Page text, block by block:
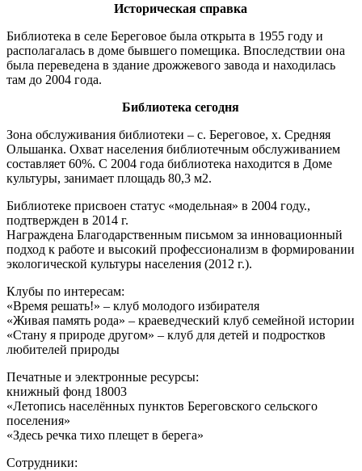
Историческая справка
Библиотека в селе Береговое была открыта в 1955 году и
располагалась в доме бывшего помещика. Впоследствии она
была переведена в здание дрожжевого завода и находилась
там до 2004 года.
Библиотека сегодня
Зона обслуживания библиотеки – с. Береговое, х. Средняя
Ольшанка. Охват населения библиотечным обслуживанием
составляет 60%. С 2004 года библиотека находится в Доме
культуры, занимает площадь 80,3 м2.
Библиотеке присвоен статус «модельная» в 2004 году.,
подтвержден в 2014 г.
Награждена Благодарственным письмом за инновационный
подход к работе и высокий профессионализм в формировании
экологической культуры населения (2012 г.).
Клубы по интересам:
«Время решать!» – клуб молодого избирателя
«Живая память рода» – краеведческий клуб семейной истории
«Стану я природе другом» – клуб для детей и подростков
любителей природы
Печатные и электронные ресурсы:
книжный фонд 18003
«Летопись населённых пунктов Береговского сельского
поселения»
«Здесь речка тихо плещет в берега»
Сотрудники: